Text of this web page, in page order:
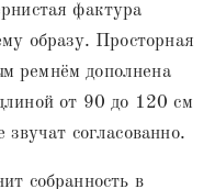
фактура
образу. Просторная
ремнём дополнена
от 90 до 120 см
согласованно.
собранность в